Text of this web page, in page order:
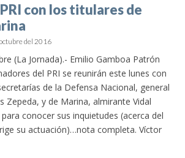
con los titulares de
del 2016
(La Jornada).- Emilio Gamboa Patrón
del PRI se reunirán este lunes con
de la Defensa Nacional, general
Zepeda, y de Marina, almirante Vidal
conocer sus inquietudes (acerca del
su actuación)…nota completa. Víctor